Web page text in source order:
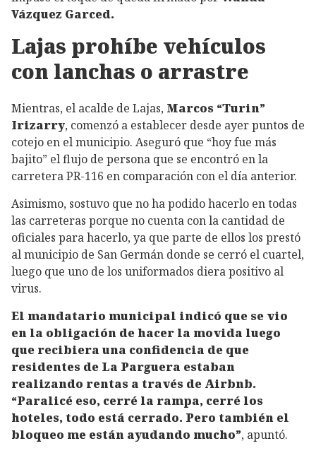
Vázquez Garced.
Lajas prohíbe vehículos
con lanchas o arrastre
Mientras, el acalde de Lajas, Marcos “Turin”
Irizarry, comenzó a establecer desde ayer puntos de
cotejo en el municipio. Aseguró que “hoy fue más
bajito” el flujo de persona que se encontró en la
carretera PR-116 en comparación con el día anterior.
Asimismo, sostuvo que no ha podido hacerlo en todas
las carreteras porque no cuenta con la cantidad de
oficiales para hacerlo, ya que parte de ellos los prestó
al municipio de San Germán donde se cerró el cuartel,
luego que uno de los uniformados diera positivo al
virus.
El mandatario municipal indicó que se vio
en la obligación de hacer la movida luego
que recibiera una confidencia de que
residentes de La Parguera estaban
realizando rentas a través de Airbnb.
“Paralicé eso, cerré la rampa, cerré los
hoteles, todo está cerrado. Pero también el
bloqueo me están ayudando mucho”, apuntó.